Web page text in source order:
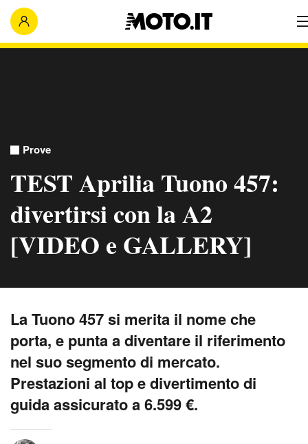
Prove
TEST Aprilia Tuono 457:
divertirsi con la A2
[VIDEO e GALLERY]
La Tuono 457 si merita il nome che
porta, e punta a diventare il riferimento
nel suo segmento di mercato.
Prestazioni al top e divertimento di
guida assicurato a 6.599 €.